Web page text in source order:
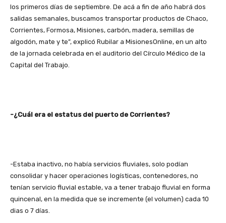
los primeros días de septiembre. De acá a fin de año habrá dos
salidas semanales, buscamos transportar productos de Chaco,
Corrientes, Formosa, Misiones, carbón, madera, semillas de
algodón, mate y te”, explicó Rubilar a MisionesOnline, en un alto
de la jornada celebrada en el auditorio del Círculo Médico de la
Capital del Trabajo.
-¿Cuál era el estatus del puerto de Corrientes?
-Estaba inactivo, no había servicios fluviales, solo podían
consolidar y hacer operaciones logísticas, contenedores, no
tenían servicio fluvial estable, va a tener trabajo fluvial en forma
quincenal, en la medida que se incremente (el volumen) cada 10
dias o 7 días.